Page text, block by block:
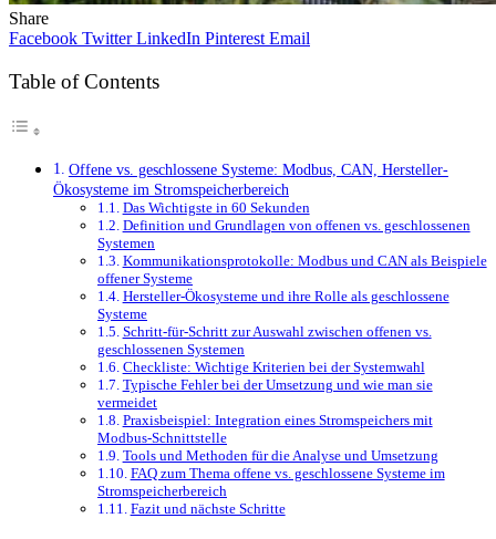
Share
Facebook Twitter LinkedIn Pinterest Email
Table of Contents
Offene vs. geschlossene Systeme: Modbus, CAN, Hersteller-
Ökosysteme im Stromspeicherbereich
Das Wichtigste in 60 Sekunden
Definition und Grundlagen von offenen vs. geschlossenen
Systemen
Kommunikationsprotokolle: Modbus und CAN als Beispiele
offener Systeme
Hersteller-Ökosysteme und ihre Rolle als geschlossene
Systeme
Schritt-für-Schritt zur Auswahl zwischen offenen vs.
geschlossenen Systemen
Checkliste: Wichtige Kriterien bei der Systemwahl
Typische Fehler bei der Umsetzung und wie man sie
vermeidet
Praxisbeispiel: Integration eines Stromspeichers mit
Modbus-Schnittstelle
Tools und Methoden für die Analyse und Umsetzung
FAQ zum Thema offene vs. geschlossene Systeme im
Stromspeicherbereich
Fazit und nächste Schritte